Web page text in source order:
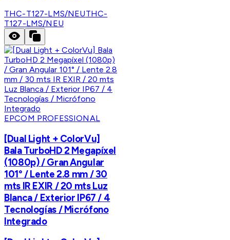
THC-T127-LMS/NEUTHC-
T127-LMS/NEU
EPCOM PROFESSIONAL
[Dual Light + ColorVu]
Bala TurboHD 2 Megapíxel
(1080p) / Gran Angular
101° / Lente 2.8 mm / 30
mts IR EXIR / 20 mts Luz
Blanca / Exterior IP67 / 4
Tecnologías / Micrófono
Integrado